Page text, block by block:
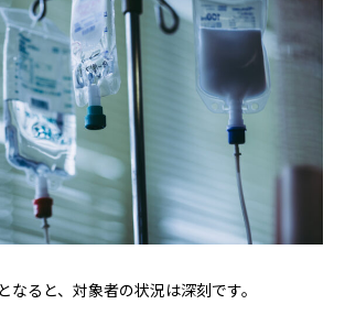
なると、対象者の状況は深刻です。